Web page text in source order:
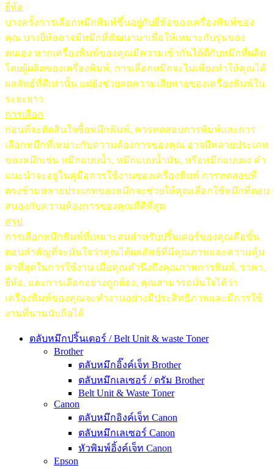
ยี่ห้อ
บางครั้งการเลือกหมึกพิมพ์ขึ้นอยู่กับยี่ห้อของเครื่องพิมพ์ของ
คุณ บางยี่ห้ออาจมีหมึกที่พัฒนามาเพื่อให้เหมาะกับรุ่นของ
ตนเอง หากเครื่องพิมพ์ของคุณมีความเข้ากันได้ดีกับหมึกที่ผลิต
โดยผู้ผลิตของเครื่องพิมพ์, การเลือกหมึกจะไม่เพียงทำให้คุณได้
ผลลัพธ์ที่ดีเท่านั้น แต่ยังช่วยลดความเสียหายของเครื่องพิมพ์ใน
ระยะยาว
การเลือก
ก่อนที่จะตัดสินใจซื้อหมึกพิมพ์, ควรทดสอบการพิมพ์และการ
เลือกหมึกที่เหมาะกับความต้องการของคุณ อาจมีหลายประเภท
ของหมึกเช่น หมึกแบบน้ำ, หมึกแบบน้ำมัน, หรือหมึกแบบผง คำ
แนะนำจะอยู่ในคู่มือการใช้งานของเครื่องพิมพ์ การทดสอบที่
ตรงข้ามหลายประเภทของหมึกจะช่วยให้คุณเลือกใช้หมึกที่ตอบ
สนองกับความต้องการของคุณที่ดีที่สุด
สรุป
การเลือกหมึกพิมพ์ที่เหมาะสมสำหรับปริ้นเตอร์ของคุณคือขั้น
ตอนสำคัญที่จะมั่นใจว่าคุณได้ผลลัพธ์ที่มีคุณภาพและความคุ้ม
ค่าที่สุดในการใช้งาน เมื่อคุณคำนึงถึงคุณภาพการพิมพ์, ราคา,
ยี่ห้อ, และการเลือกอย่างถูกต้อง, คุณสามารถมั่นใจได้ว่า
เครื่องพิมพ์ของคุณจะทำงานอย่างมีประสิทธิภาพและมีการใช้
งานที่นานนับถือได้
ตลับหมึกปริ้นเตอร์ / Belt Unit & waste Toner
Brother
ตลับหมึกอิ๊งค์เจ็ท Brother
ตลับหมึกเลเซอร์ / ดรัม Brother
Belt Unit & Waste Toner
Canon
ตลับหมึกอิงค์เจ็ท Canon
ตลับหมึกเลเซอร์ Canon
หัวพิมพ์อิ้งค์เจ็ท Canon
Epson